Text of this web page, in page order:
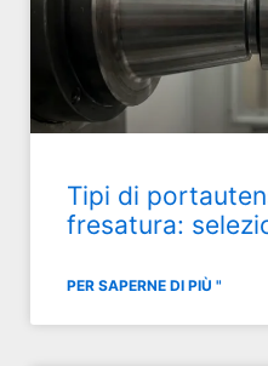
Tipi di
fresatura:
PER SAPERNE DI PIÙ "